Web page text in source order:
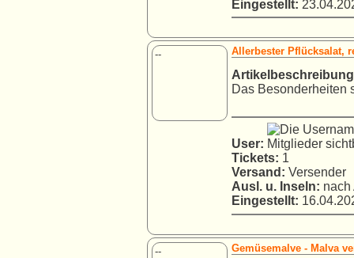
Eingestellt:
-- Allerbester Pflücksalat,
Das Besonderheiten
User:
Tickets: 1
Versand: Versender
Ausl. u. Inseln: nach
Eingestellt:
-- Gemüsemalve - Malva